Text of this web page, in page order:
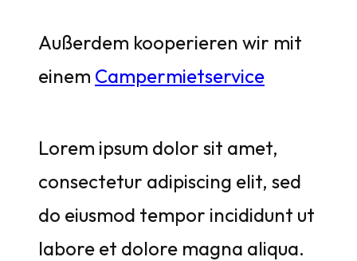
Außerdem kooperieren wir mit
einem Campermietservice
Lorem ipsum dolor sit amet,
consectetur adipiscing elit, sed
do eiusmod tempor incididunt ut
labore et dolore magna aliqua.